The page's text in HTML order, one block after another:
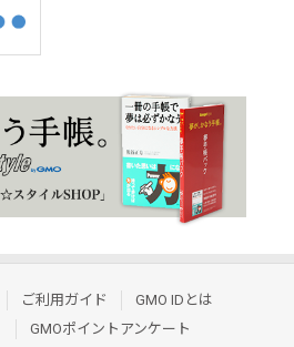
ご利用ガイド
GMO IDとは
GMOポイントアンケート